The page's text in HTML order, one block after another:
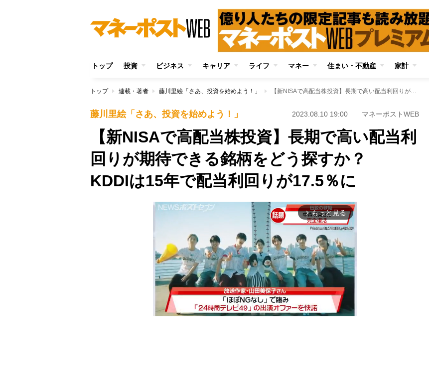
トップ 投資 ビジネス キャリア ライフ マネー 住まい・不動産 家計
トップ 連載・著者 藤川里絵「さあ、投資を始めよう！」 【新NISAで高配当株投資】長期で高い配当利回りが期待できる銘柄をどう探すか？ KDDIは15年で配当利回りが17.5％に
藤川里絵「さあ、投資を始めよう！」 2023.08.10 19:00 マネーポストWEB
【新NISAで高配当株投資】長期で高い配当利
回りが期待できる銘柄をどう探すか？
KDDIは15年で配当利回りが17.5％に
arrow_forward_ios もっと見る